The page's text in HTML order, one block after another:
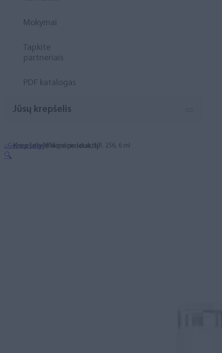
Mokymai
Tapkite
partneriais
PDF katalogas
Jūsų krepšelis
Krepšelyje nėra produktų.
⌂Geliniai lakai MINI gelinis lakas, NR. 256, 6 ml
🔍